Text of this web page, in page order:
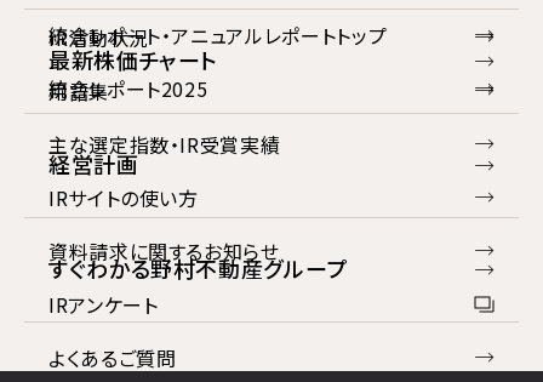
IR活動状況
用語集
主な選定指数・IR受賞実績
IRサイトの使い方
資料請求に関するお知らせ
IRアンケート
よくあるご質問
統合レポート・アニュアルレポートトップ
統合レポート2025
最新株価チャート
経営計画
すぐわかる野村不動産グループ